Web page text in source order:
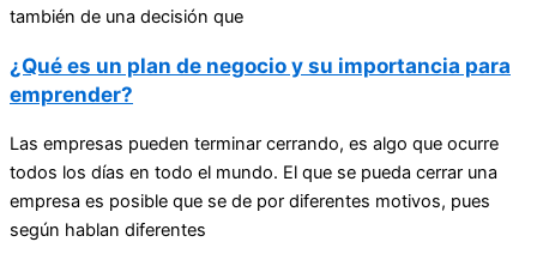
también de una decisión que
¿Qué es un plan de negocio y su importancia para
emprender?
Las empresas pueden terminar cerrando, es algo que ocurre
todos los días en todo el mundo. El que se pueda cerrar una
empresa es posible que se de por diferentes motivos, pues
según hablan diferentes